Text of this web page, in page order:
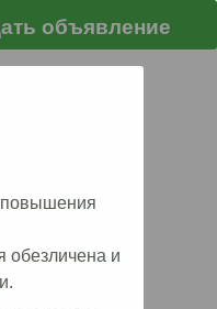
объявление
обезличена и